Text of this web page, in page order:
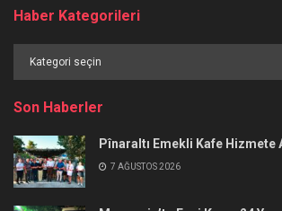
Haber Kategorileri
Kategorileri
Son Haberler
Pînaraltı Emekli Kafe Hizmete
7 AĞUSTOS 2026